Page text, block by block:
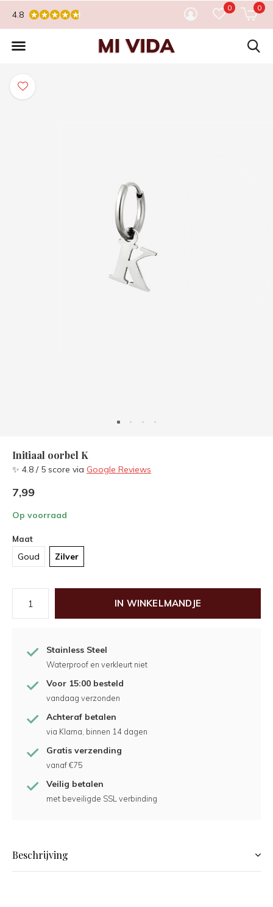
0 0
4.8
Initiaal oorbel K
✨ 4.8 / 5 score via Google Reviews
7,99
Op voorraad
Maat
Goud Zilver
IN WINKELMANDJE
Stainless Steel
Waterproof en verkleurt niet
Voor 15:00 besteld
vandaag verzonden
Achteraf betalen
via Klarna, binnen 14 dagen
Gratis verzending
vanaf €75
Veilig betalen
met beveiligde SSL verbinding
Beschrijving